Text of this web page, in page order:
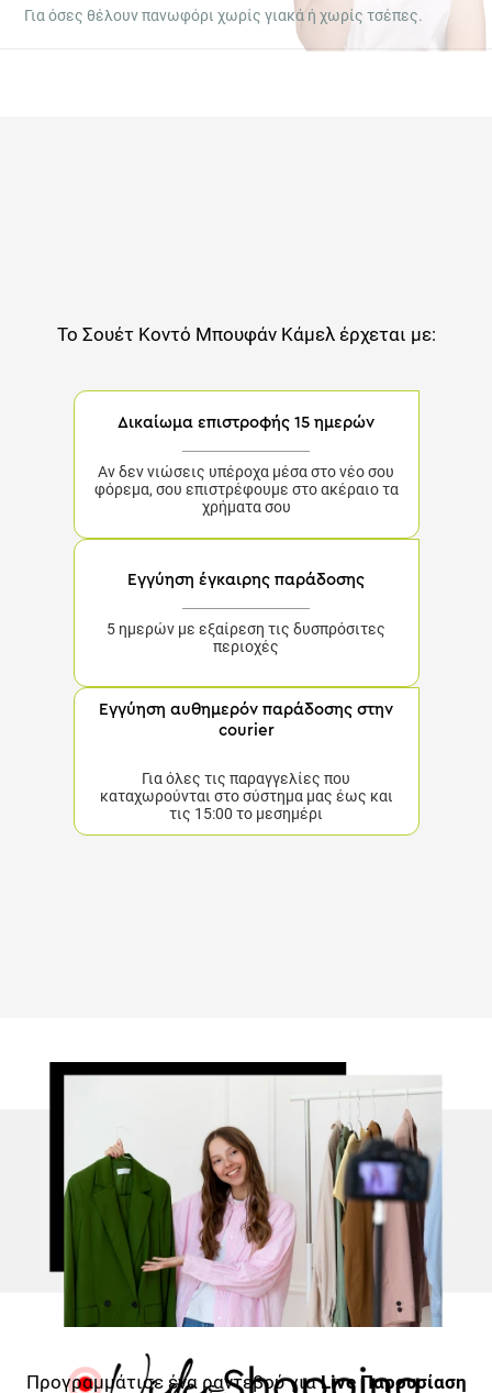
Για όσες θέλουν πανωφόρι χωρίς γιακά ή χωρίς τσέπες.
Το Σουέτ Κοντό Μπουφάν Κάμελ έρχεται με:
Δικαίωμα επιστροφής 15 ημερών
Αν δεν νιώσεις υπέροχα μέσα στο νέο σου
φόρεμα, σου επιστρέφουμε στο ακέραιο τα
χρήματα σου
Εγγύηση έγκαιρης παράδοσης
5 ημερών με εξαίρεση τις δυσπρόσιτες
περιοχές
Εγγύηση αυθημερόν παράδοσης στην
courier
Για όλες τις παραγγελίες που
καταχωρούνται στο σύστημα μας έως και
τις 15:00 το μεσημέρι
Προγραμμάτισε ένα ραντεβού γιαLive Παρουσίαση